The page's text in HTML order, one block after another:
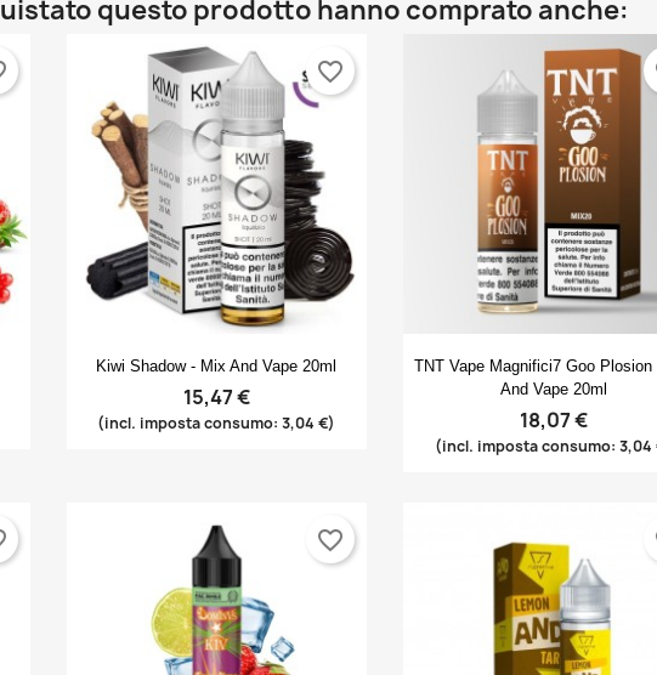
questo prodotto hanno comprato anche:
Anteprima
Kiwi Shadow - Mix And Vape 20ml
15,47 €
(incl. imposta consumo: 3,04 €)
favorite_border
Anteprima
TNT Vape Magnifici7 Goo
And Vape 20ml
18,07 €
(incl. imposta consumo: 3,04
favorite_border